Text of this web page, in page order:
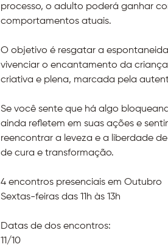
processo, o adulto poderá ganhar
comportamentos atuais.
O objetivo é resgatar a
vivenciar o encantamento da criança
criativa e plena, marcada pela
Se você sente que há algo
ainda refletem em suas ações e
reencontrar a leveza e a liberdade
de cura e transformação.
4 encontros presenciais em Outubro
Sextas-feiras das 11h às 13h
Datas de dos encontros:
11/10